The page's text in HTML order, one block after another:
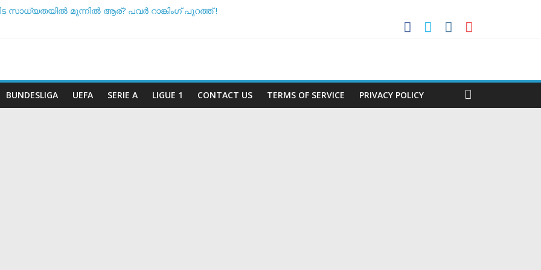
സാധ്യതയിൽ മുന്നിൽ ആര്? പവർ റാങ്കിംഗ് പുറത്ത് !
അസ്ഥിരപ്പെടുത്താൻ ക്യാമ്പൈനുകൾ നടന്നു: ഗുരുതര ആരോപണവുമായി എ.എഫ്.എ പ്രസിഡൻ്റ് ടാപ്പിയ
BUNDESLIGA UEFA SERIE A LIGUE 1 CONTACT US TERMS OF SERVICE PRIVACY POLICY